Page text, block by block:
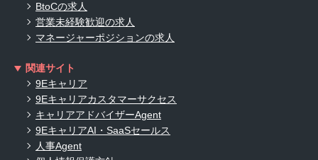
BtoCの求人
営業未経験歓迎の求人
マネージャーポジションの求人
関連サイト
9Eキャリア
9Eキャリアカスタマーサクセス
キャリアアドバイザーAgent
9EキャリアAI・SaaSセールス
人事Agent